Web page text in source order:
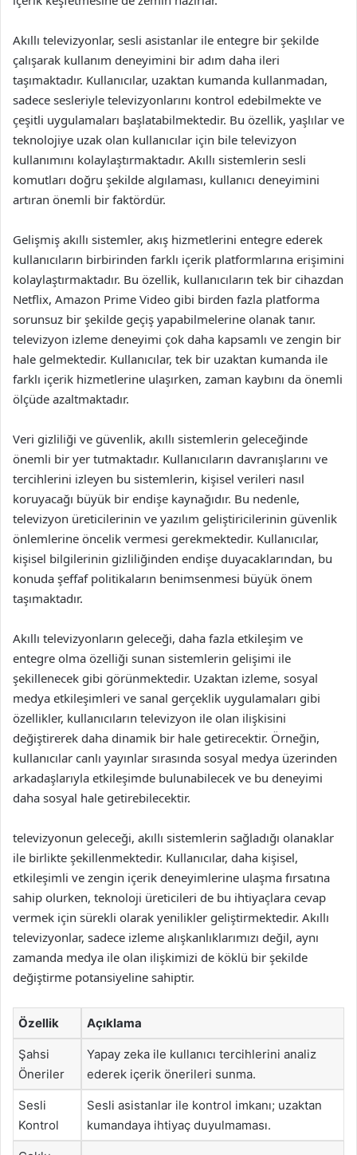
Akıllı televizyonlar, sesli asistanlar ile entegre bir şekilde
çalışarak kullanım deneyimini bir adım daha ileri
taşımaktadır. Kullanıcılar, uzaktan kumanda kullanmadan,
sadece sesleriyle televizyonlarını kontrol edebilmekte ve
çeşitli uygulamaları başlatabilmektedir. Bu özellik, yaşlılar ve
teknolojiye uzak olan kullanıcılar için bile televizyon
kullanımını kolaylaştırmaktadır. Akıllı sistemlerin sesli
komutları doğru şekilde algılaması, kullanıcı deneyimini
artıran önemli bir faktördür.
Gelişmiş akıllı sistemler, akış hizmetlerini entegre ederek
kullanıcıların birbirinden farklı içerik platformlarına erişimini
kolaylaştırmaktadır. Bu özellik, kullanıcıların tek bir cihazdan
Netflix, Amazon Prime Video gibi birden fazla platforma
sorunsuz bir şekilde geçiş yapabilmelerine olanak tanır.
televizyon izleme deneyimi çok daha kapsamlı ve zengin bir
hale gelmektedir. Kullanıcılar, tek bir uzaktan kumanda ile
farklı içerik hizmetlerine ulaşırken, zaman kaybını da önemli
ölçüde azaltmaktadır.
Veri gizliliği ve güvenlik, akıllı sistemlerin geleceğinde
önemli bir yer tutmaktadır. Kullanıcıların davranışlarını ve
tercihlerini izleyen bu sistemlerin, kişisel verileri nasıl
koruyacağı büyük bir endişe kaynağıdır. Bu nedenle,
televizyon üreticilerinin ve yazılım geliştiricilerinin güvenlik
önlemlerine öncelik vermesi gerekmektedir. Kullanıcılar,
kişisel bilgilerinin gizliliğinden endişe duyacaklarından, bu
konuda şeffaf politikaların benimsenmesi büyük önem
taşımaktadır.
Akıllı televizyonların geleceği, daha fazla etkileşim ve
entegre olma özelliği sunan sistemlerin gelişimi ile
şekillenecek gibi görünmektedir. Uzaktan izleme, sosyal
medya etkileşimleri ve sanal gerçeklik uygulamaları gibi
özellikler, kullanıcıların televizyon ile olan ilişkisini
değiştirerek daha dinamik bir hale getirecektir. Örneğin,
kullanıcılar canlı yayınlar sırasında sosyal medya üzerinden
arkadaşlarıyla etkileşimde bulunabilecek ve bu deneyimi
daha sosyal hale getirebilecektir.
televizyonun geleceği, akıllı sistemlerin sağladığı olanaklar
ile birlikte şekillenmektedir. Kullanıcılar, daha kişisel,
etkileşimli ve zengin içerik deneyimlerine ulaşma fırsatına
sahip olurken, teknoloji üreticileri de bu ihtiyaçlara cevap
vermek için sürekli olarak yenilikler geliştirmektedir. Akıllı
televizyonlar, sadece izleme alışkanlıklarımızı değil, aynı
zamanda medya ile olan ilişkimizi de köklü bir şekilde
değiştirme potansiyeline sahiptir.
Özellik Açıklama
Şahsi
Öneriler
Yapay zeka ile kullanıcı tercihlerini analiz
ederek içerik önerileri sunma.
Sesli
Kontrol
Sesli asistanlar ile kontrol imkanı; uzaktan
kumandaya ihtiyaç duyulmaması.